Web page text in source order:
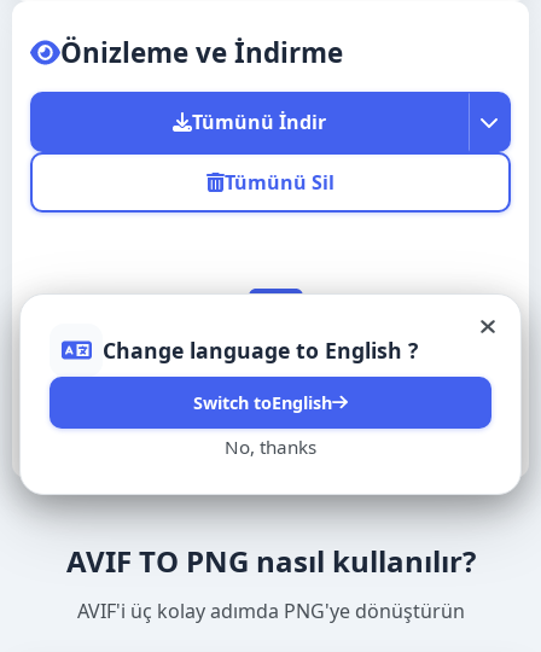
Български
Српски
Français (Canada)
日本語
한국어
Türkçe
Change language to English ?
Switch toEnglish
No, thanks
Önizleme ve İndirme
Tümünü İndir
Tümünü Sil
Henüz resim yok.
AVIF TO PNG nasıl kullanılır?
AVIF'i üç kolay adımda PNG'ye dönüştürün